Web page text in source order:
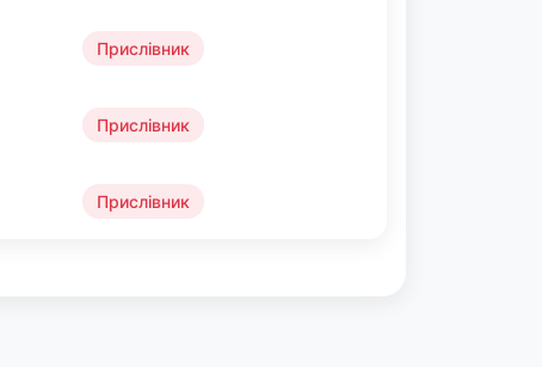
Прислівник
Прислівник
Прислівник